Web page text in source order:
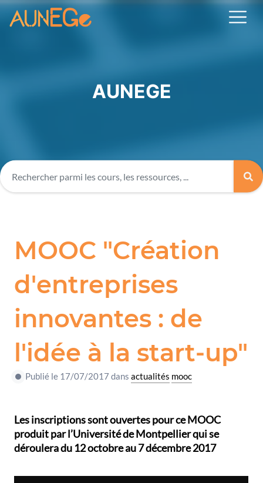
AUNEGE
MOOC "Création
d'entreprises
innovantes : de
l'idée à la start-up"
Publié le 17/07/2017 dansactualités mooc
Les inscriptions sont ouvertes pour ce MOOC
produit par l’Université de Montpellier qui se
déroulera du 12 octobre au 7 décembre 2017